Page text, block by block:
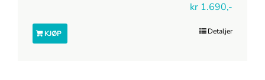
kr 1.690,-
KJØP Detaljer